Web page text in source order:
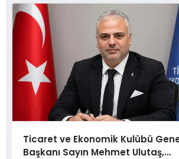
Ticaret ve Ekonomik Kulübü
Başkanı Sayın Mehmet Ulutaş,